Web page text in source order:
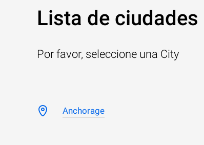
Lista de
Por favor, seleccione una City
Anchorage